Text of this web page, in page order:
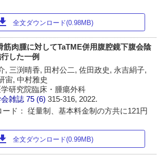
全文ダウンロード(0.98MB)
筋肉腫に対してTaTME併用腹腔鏡下腹会陰
した一例
, 三渕晴香, 田村公二, 佐田政史, 永吉絹子,
宙, 中村雅史
研究院臨床・腫瘍外科
雑誌 75 (6)315-316, 2022.
ド： 従量制、基本料金制の方共に121円
全文ダウンロード(0.99MB)